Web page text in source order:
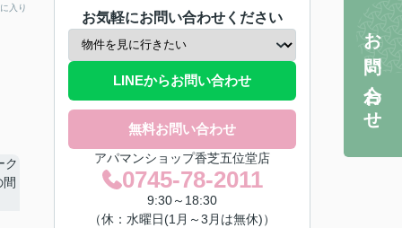
入り
お気軽にお問い合わせください
LINEからお問い合わせ
無料お問い合わせ
アパマンショップ香芝五位堂店
0745-78-2011
9:30～18:30
（休：水曜日(1月～3月は無休)）
お問い合わせ